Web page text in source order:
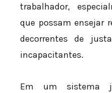
trabalhador,
que possam ensejar
decorrentes de
incapacitantes.
Em um sistema